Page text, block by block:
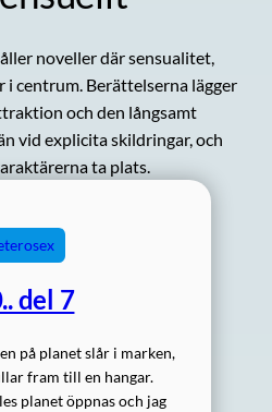
noveller där sensualitet,
i centrum. Berättelserna lägger
och den långsamt
vid explicita skildringar, och
ta plats.
del 7
på planet slår i marken,
fram till en hangar.
planet öppnas och jag